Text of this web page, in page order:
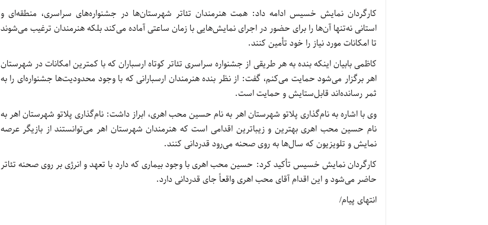
کارگردان نمایش خسیس ادامه داد: همت هنرمندان تئاتر شهرستان‌ها در جشنواره‌های سراسری، منطقه‌ای و
استانی نه‌تنها آن‌ها را برای حضور در اجرای نمایش‌هایی با زمان ساعتی آماده می‌کند بلکه هنرمندان ترغیب می‌شوند
تا امکانات مورد نیاز را خود تأمین کنند.
کاظمی بابیان اینکه بنده به هر طریقی از جشنواره سراسری تئاتر کوتاه ارسباران که با کمترین امکانات در شهرستان
اهر برگزار می‌شود حمایت می‌کنم، گفت: از نظر بنده هنرمندان ارسبارانی که با وجود محدودیت‌ها جشنواره‌ای را به
ثمر رسانده‌اند قابل‌ستایش و حمایت است.
وی با اشاره به نام‌گذاری پلاتو شهرستان اهر به نام حسین محب اهری، ابراز داشت: نام‌گذاری پلاتو شهرستان اهر به
نام حسین محب اهری بهترین و زیباترین اقدامی است که هنرمندان شهرستان اهر می‌توانستند از بازیگر عرصه
نمایش و تلویزیون که سال‌ها به روی صحنه می‌رود قدردانی کنند.
کارگردان نمایش خسیس تأکید کرد: حسین محب اهری با وجود بیماری که دارد با تعهد و انرژی بر روی صحنه تئاتر
حاضر می‌شود و این اقدام آقای محب اهری واقعاً جای قدردانی دارد.
انتهای پیام/